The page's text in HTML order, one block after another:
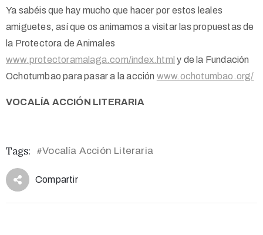
Ya sabéis que hay mucho que hacer por estos leales
amiguetes, así que os animamos a visitar las propuestas de
la Protectora de Animales
www.protectoramalaga.com/index.html y de la Fundación
Ochotumbao para pasar a la acción www.ochotumbao.org/
VOCALÍA ACCIÓN LITERARIA
Tags: #Vocalía Acción Literaria
Compartir